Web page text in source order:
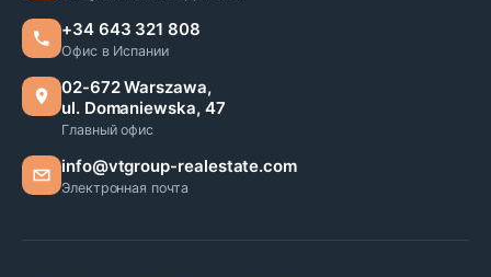
+34 643 321 808
Офис в Испании
02-672 Warszawa,
ul. Domaniewska, 47
Главный офис
info@vtgroup-realestate.com
Электронная почта